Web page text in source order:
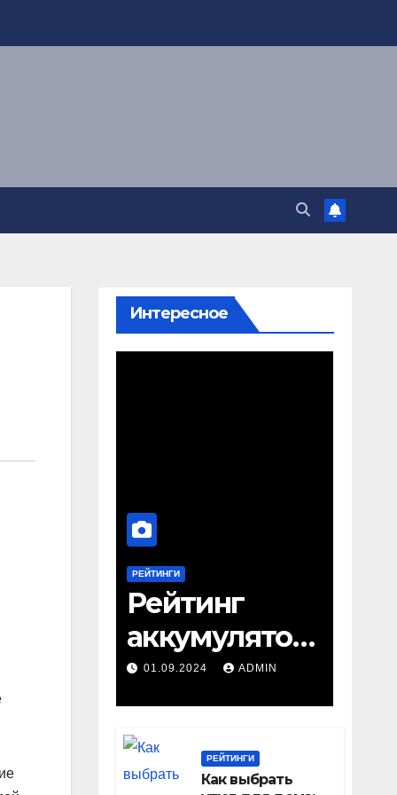
Интересное
РЕЙТИНГИ
Рейтинг
аккумулятор
ных
шуруповерто
в: ТОП-22
лучших
01.09.2024 ADMIN
РЕЙТИНГИ
Как выбрать